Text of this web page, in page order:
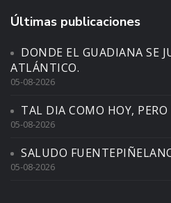
Últimas publicaciones
DONDE EL GUADIANA SE
ATLÁNTICO.
05-08-2026
TAL DIA COMO HOY,
05-08-2026
SALUDO
05-08-2026